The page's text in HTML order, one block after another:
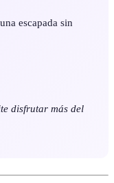
escapada sin
disfrutar más del